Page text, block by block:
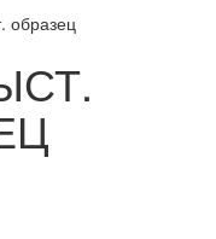
образец